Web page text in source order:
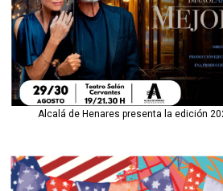
Alcalá de Henares presenta la edición